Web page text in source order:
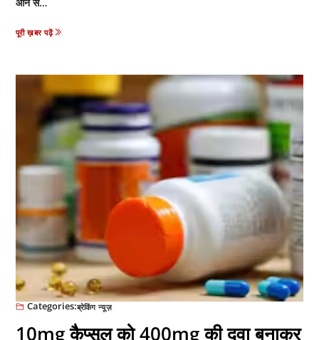
पूरी ख़बर पढ़ें
Categories:ब्रेकिंग न्यूज़
10mg कैप्सूल को 400mg की दवा बनाकर